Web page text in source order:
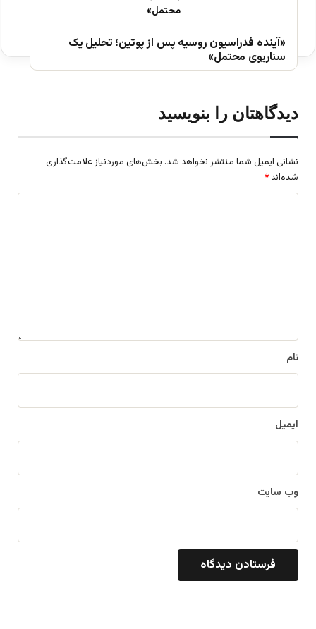
«آینده فدراسیون روسیه پس از پوتین؛ تحلیل یک
سناریوی محتمل»
دیدگاهتان را بنویسید
نشانی ایمیل شما منتشر نخواهد شد. بخش‌های موردنیاز علامت‌گذاری
شده‌اند *
نام
ایمیل
وب‌ سایت